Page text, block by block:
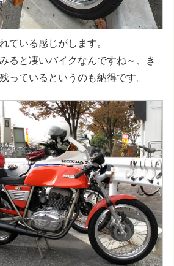
ている感じがします。
ると凄いバイクなんですね～、き
っているというのも納得です。